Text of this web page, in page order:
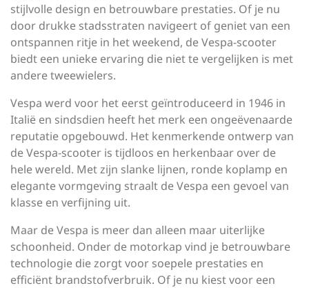
stijlvolle design en betrouwbare prestaties. Of je nu
door drukke stadsstraten navigeert of geniet van een
ontspannen ritje in het weekend, de Vespa-scooter
biedt een unieke ervaring die niet te vergelijken is met
andere tweewielers.
Vespa werd voor het eerst geïntroduceerd in 1946 in
Italië en sindsdien heeft het merk een ongeëvenaarde
reputatie opgebouwd. Het kenmerkende ontwerp van
de Vespa-scooter is tijdloos en herkenbaar over de
hele wereld. Met zijn slanke lijnen, ronde koplamp en
elegante vormgeving straalt de Vespa een gevoel van
klasse en verfijning uit.
Maar de Vespa is meer dan alleen maar uiterlijke
schoonheid. Onder de motorkap vind je betrouwbare
technologie die zorgt voor soepele prestaties en
efficiënt brandstofverbruik. Of je nu kiest voor een